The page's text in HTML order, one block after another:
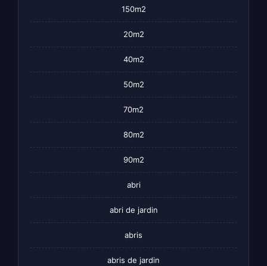
150m2
20m2
40m2
50m2
70m2
80m2
90m2
abri
abri de jardin
abris
abris de jardin